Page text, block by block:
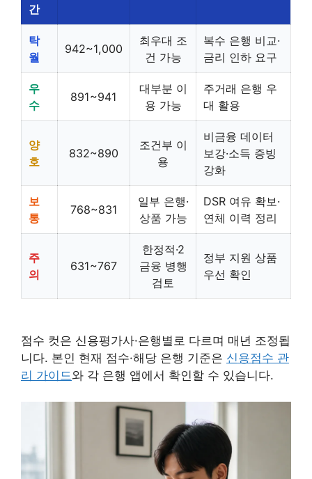
간
탁
월
942~1,000
최우대 조
건 가능
복수 은행 비교·
금리 인하 요구
우
수
891~941
대부분 이
용 가능
주거래 은행 우
대 활용
양
호
832~890
조건부 이
용
비금융 데이터
보강·소득 증빙
강화
보
통
768~831
일부 은행·
상품 가능
DSR 여유 확보·
연체 이력 정리
주
의
631~767
한정적·2
금융 병행
검토
정부 지원 상품
우선 확인
점수 컷은 신용평가사·은행별로 다르며 매년 조정됩
니다. 본인 현재 점수·해당 은행 기준은 신용점수 관
리 가이드와 각 은행 앱에서 확인할 수 있습니다.